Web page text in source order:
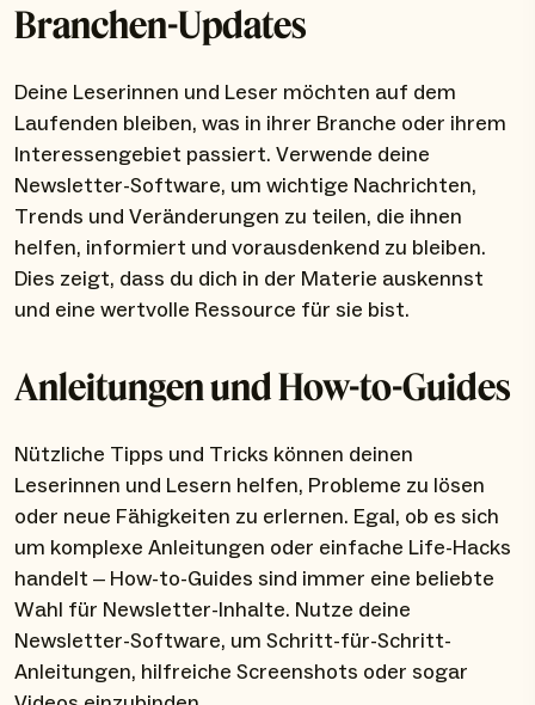
Branchen-Updates
Deine Leserinnen und Leser möchten auf dem
Laufenden bleiben, was in ihrer Branche oder ihrem
Interessengebiet passiert. Verwende deine
Newsletter-Software, um wichtige Nachrichten,
Trends und Veränderungen zu teilen, die ihnen
helfen, informiert und vorausdenkend zu bleiben.
Dies zeigt, dass du dich in der Materie auskennst
und eine wertvolle Ressource für sie bist.
Anleitungen und How-to-Guides
Nützliche Tipps und Tricks können deinen
Leserinnen und Lesern helfen, Probleme zu lösen
oder neue Fähigkeiten zu erlernen. Egal, ob es sich
um komplexe Anleitungen oder einfache Life-Hacks
handelt – How-to-Guides sind immer eine beliebte
Wahl für Newsletter-Inhalte. Nutze deine
Newsletter-Software, um Schritt-für-Schritt-
Anleitungen, hilfreiche Screenshots oder sogar